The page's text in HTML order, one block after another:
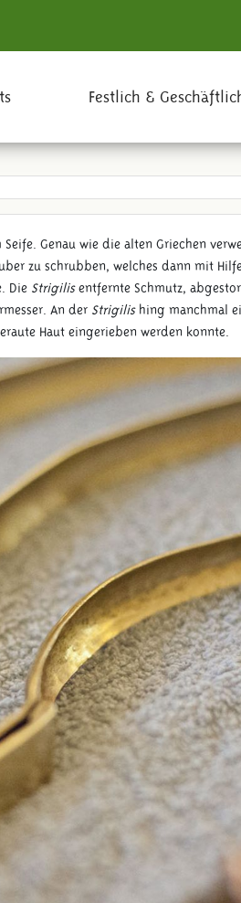
Festlich &
Genau wie die alten Griechen
zu schrubben, welches dann mit
Die Strigilisentfernte Schmutz,
An der Strigilishing manchmal
Haut eingerieben werden konnte.